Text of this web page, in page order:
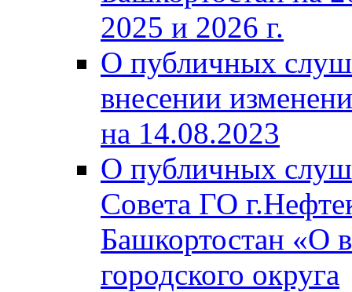
2025 и 2026 г.
О публичных
внесении
на 14.08.2023
О публичных
Совета ГО
Башкортостан «О
городского округа